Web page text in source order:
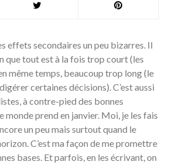
effets secondaires un peu bizarres. Il
que tout est à la fois trop court (les
même temps, beaucoup trop long (le
certaines décisions). C’est aussi
à contre-pied des bonnes
monde prend en janvier. Moi, je les fais
un peu mais surtout quand le
C’est ma façon de me promettre
bases. Et parfois, en les écrivant, on